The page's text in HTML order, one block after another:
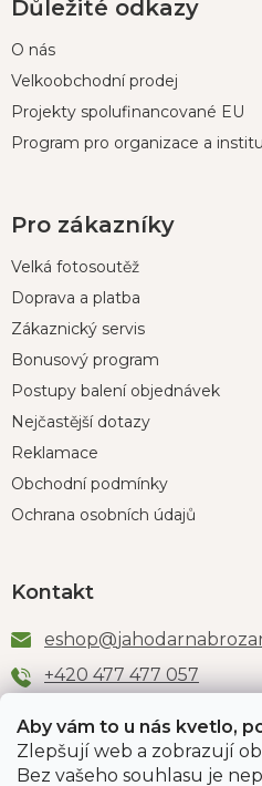
Aby vám to u nás kvetlo,
Zlepšují web a zobrazují
Bez vašeho souhlasu je
Důležité odkazy
O nás
Velkoobchodní prodej
Projekty spolufinancované EU
Program pro organizace a
Pro zákazníky
Velká fotosoutěž
Doprava a platba
Zákaznický servis
Bonusový program
Postupy balení objednávek
Nejčastější dotazy
Reklamace
Obchodní podmínky
Ochrana osobních údajů
Kontakt
eshop@
+420 477 477 057
Odběr newsletteru